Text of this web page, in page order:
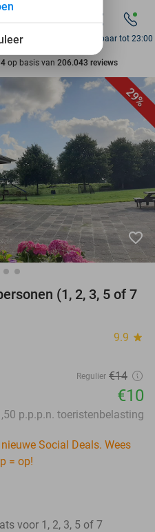
beschikbaar
leden
op basis van 206.043 reviews
deals
beschikbaar
leden
Bereikbaar tot 23:00
29%
favorite_border
(1, 2, 3, 5 of 7
9.9 star
Regulier €14
€10
p.p.p.n. toeristenbelasting
Social Deals. Wees
= op!
voor 1, 2, 3, 5 of 7